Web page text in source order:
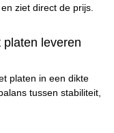
ziet direct de prijs.
leveren
platen in een dikte
tussen stabiliteit,